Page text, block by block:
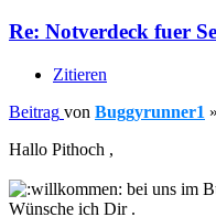
Re: Notverdeck fuer
Zitieren
Beitrag von Buggyrunner1 »
Hallo Pithoch ,
bei uns im
Wünsche ich Dir .